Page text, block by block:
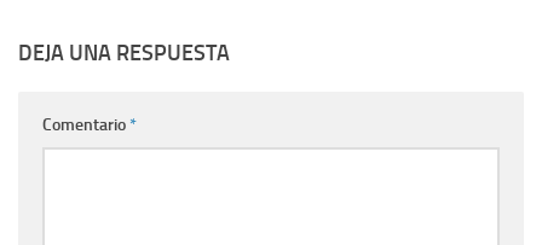
DEJA UNA RESPUESTA
Comentario*